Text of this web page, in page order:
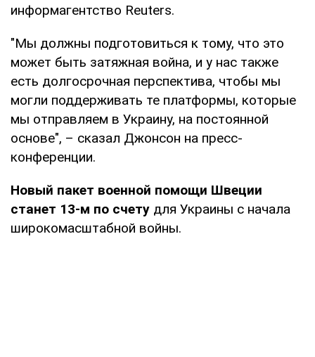
информагентство Reuters.
"Мы должны подготовиться к тому, что это
может быть затяжная война, и у нас также
есть долгосрочная перспектива, чтобы мы
могли поддерживать те платформы, которые
мы отправляем в Украину, на постоянной
основе", – сказал Джонсон на пресс-
конференции.
Новый пакет военной помощи Швеции
станет 13-м по счету для Украины с начала
широкомасштабной войны.